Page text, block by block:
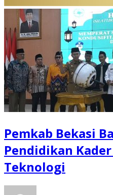
Pemkab Bekasi
Pendidikan
Teknologi